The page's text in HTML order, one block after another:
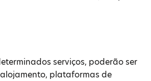
serviços, poderão ser
plataformas de